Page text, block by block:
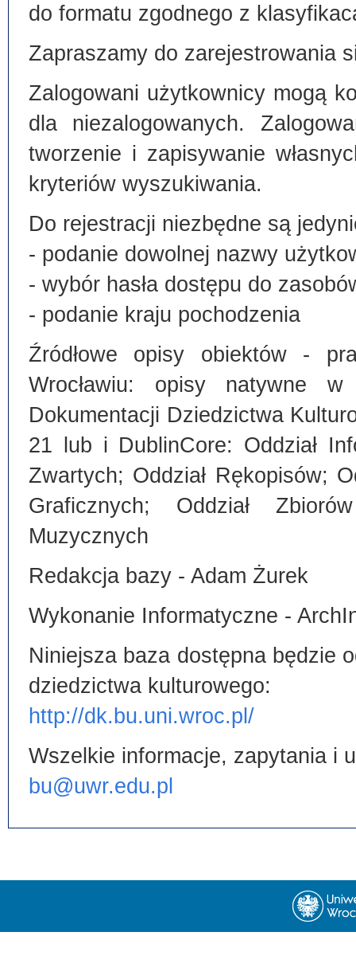
do formatu zgodnego z
Zapraszamy do zarejestrowania
Zalogowani użytkownicy mogą
dla niezalogowanych.
tworzenie i zapisywanie
kryteriów wyszukiwania.
Do rejestracji niezbędne są
- podanie dowolnej nazwy
- wybór hasła dostępu do
- podanie kraju pochodzenia
Źródłowe opisy obiektów -
Wrocławiu: opisy natywne
Dokumentacji Dziedzictwa
21 lub i DublinCore: Oddział
Zwartych; Oddział Rękopisów;
Graficznych; Oddział
Muzycznych
Redakcja bazy - Adam Żurek
Wykonanie Informatyczne -
Niniejsza baza dostępna będzie
dziedzictwa kulturowego:
http://dk.bu.uni.wroc.pl/
Wszelkie informacje, zapytania i
bu@uwr.edu.pl